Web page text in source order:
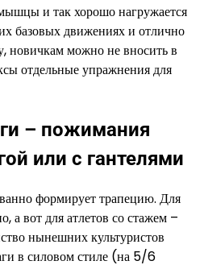
и так хорошо нагружается
базовых движениях и отлично
новичкам можно не вносить в
отдельные упражнения для
– пожимания
или с гантелями
формирует трапецию. Для
а вот для атлетов со стажем –
нынешних культуристов
в силовом стиле (на 5/6